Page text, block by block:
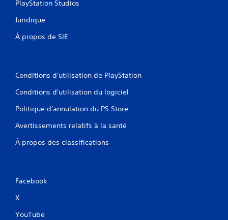
PlayStation Studios
Juridique
À propos de SIE
Conditions d'utilisation de PlayStation
Conditions d'utilisation du logiciel
Politique d'annulation du PS Store
Avertissements relatifs à la santé
À propos des classifications
Facebook
X
YouTube